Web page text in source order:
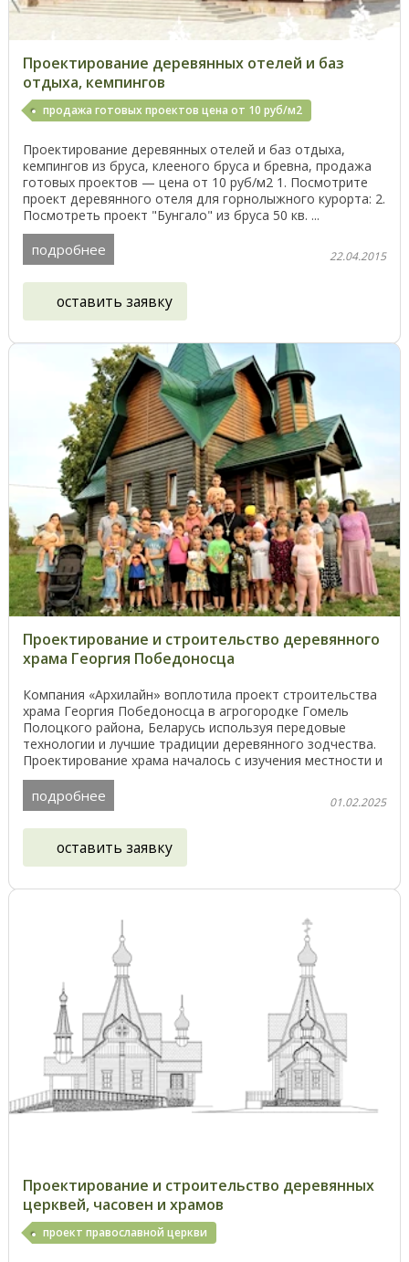
Проектирование деревянных отелей и баз
отдыха, кемпингов
продажа готовых проектов цена от 10 руб/м2
Проектирование деревянных отелей и баз отдыха,
кемпингов из бруса, клееного бруса и бревна, продажа
готовых проектов — цена от 10 руб/м2 1. Посмотрите
проект деревянного отеля для горнолыжного курорта: 2.
Посмотреть проект "Бунгало" из бруса 50 кв. ...
подробнее 22.04.2015
оставить заявку
Проектирование и строительство деревянного
храма Георгия Победоносца
Компания «Архилайн» воплотила проект строительства
храма Георгия Победоносца в агрогородке Гомель
Полоцкого района, Беларусь используя передовые
технологии и лучшие традиции деревянного зодчества.
Проектирование храма началось с изучения местности и
...
подробнее 01.02.2025
оставить заявку
Проектирование и строительство деревянных
церквей, часовен и храмов
проект православной церкви